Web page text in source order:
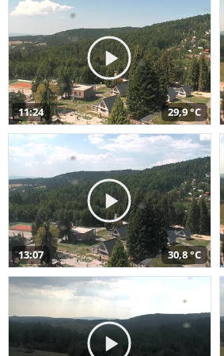
11:24 29,9 °C
13:07 30,8 °C